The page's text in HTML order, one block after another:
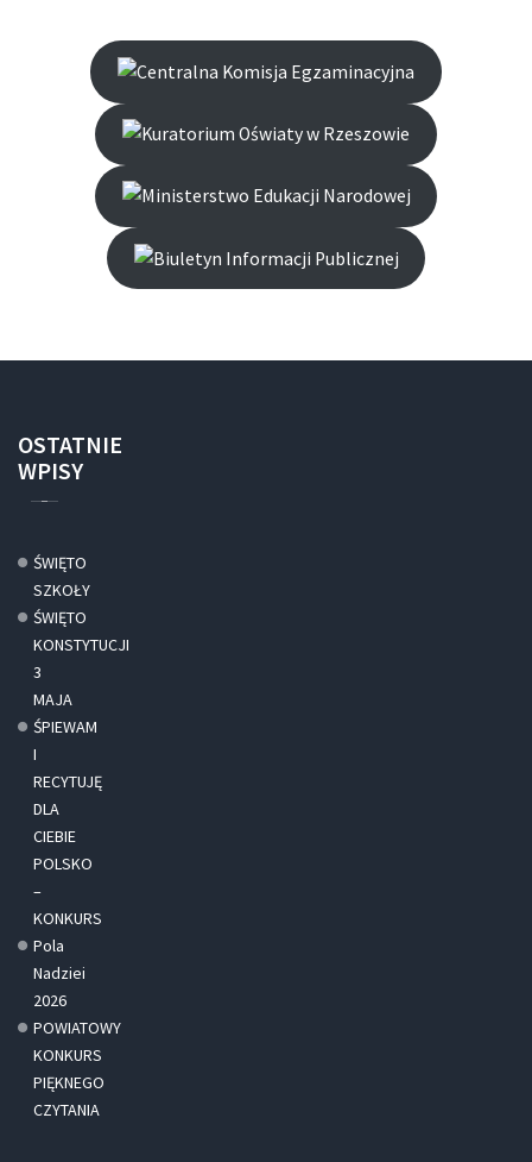
OSTATNIE
WPISY
ŚWIĘTO
SZKOŁY
ŚWIĘTO
KONSTYTUCJI
3
MAJA
ŚPIEWAM
I
RECYTUJĘ
DLA
CIEBIE
POLSKO
–
KONKURS
Pola
Nadziei
2026
POWIATOWY
KONKURS
PIĘKNEGO
CZYTANIA